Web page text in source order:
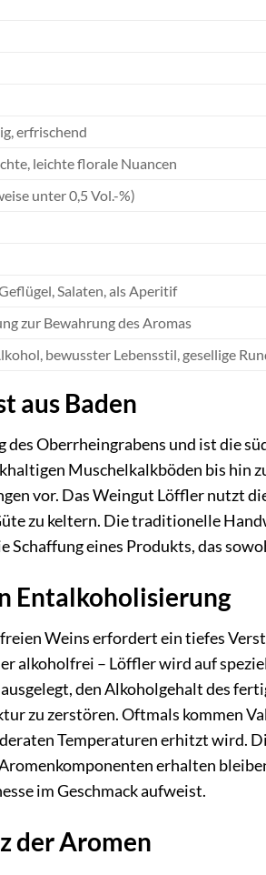
erfrischend
leichte florale Nuancen
unter 0,5 Vol.-%)
Salaten, als Aperitif
zur Bewahrung des Aromas
bewusster Lebensstil, gesellige
aus Baden
Oberrheingrabens und ist die
Muschelkalkböden bis hin
vor. Das Weingut Löffler nutzt
zu keltern. Die traditionelle
eines Produkts, das
Entalkoholisierung
Weins erfordert ein tiefes
alkoholfrei – Löffler wird auf
den Alkoholgehalt des
zu zerstören. Oftmals kommen
Temperaturen erhitzt wird.
erhalten
im Geschmack aufweist.
der Aromen